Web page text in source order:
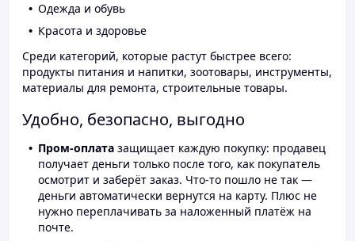
Одежда и обувь
Красота и здоровье
Среди категорий, которые растут быстрее всего:
продукты питания и напитки, зоотовары, инструменты,
материалы для ремонта, строительные товары.
Удобно, безопасно, выгодно
Пром-оплата защищает каждую покупку: продавец
получает деньги только после того, как покупатель
осмотрит и заберёт заказ. Что-то пошло не так —
деньги автоматически вернутся на карту. Плюс не
нужно переплачивать за наложенный платёж на
почте.